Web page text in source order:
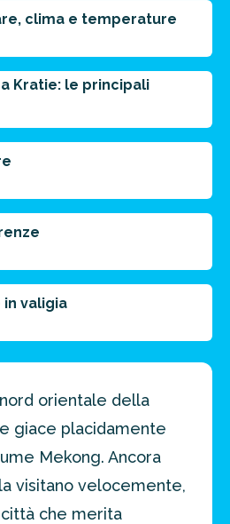
Medio Punti chiave
di viaggio.
clima e temperature
Kratie: le principali
valigia
orientale della
giace placidamente
Mekong. Ancora
visitano velocemente,
che merita